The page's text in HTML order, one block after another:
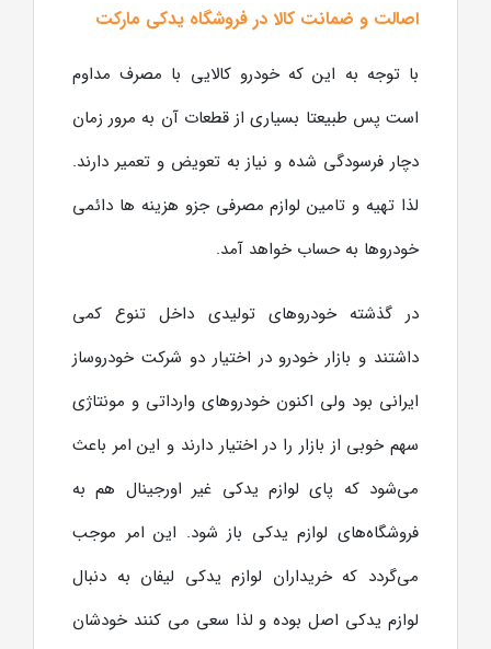
اصالت و ضمانت کالا در فروشگاه یدکی مارکت
با توجه به این که خودرو کالایی با مصرف مداوم
است پس طبیعتا بسیاری از قطعات آن به مرور زمان
دچار فرسودگی شده و نیاز به تعویض و تعمیر دارند.
لذا تهیه و تامین لوازم مصرفی جزو هزینه ها دائمی
خودروها به حساب خواهد آمد.
در گذشته خودروهای تولیدی داخل تنوع کمی
داشتند و بازار خودرو در اختیار دو شرکت خودروساز
ایرانی بود ولی اکنون خودروهای وارداتی و مونتاژی
سهم خوبی از بازار را در اختیار دارند و این امر باعث
می‌شود که پای لوازم یدکی غیر اورجینال هم به
فروشگاه‌های لوازم یدکی باز شود. این امر موجب
می‌گردد که خریداران لوازم یدکی لیفان به دنبال
لوازم یدکی اصل بوده و لذا سعی می کنند خودشان